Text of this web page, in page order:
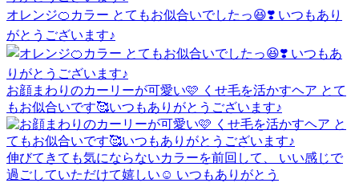
オレンジ🍊カラー とてもお似合いでしたっ😆❣️ いつもあり
がとうございます♪
お顔まわりのカーリーが可愛い🩷 くせ毛を活かすヘア とて
もお似合いです🥰いつもありがとうございます♪
伸びてきても気にならないカラーを前回して、 いい感じで
過ごしていただけて嬉しい☺️ いつもありがとう